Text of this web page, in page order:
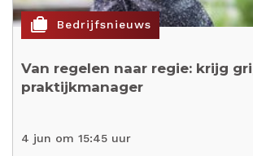
cases Bedrijfsnieuws
Van regelen naar regie: krijg
praktijkmanager
4 jun om 15:45 uur